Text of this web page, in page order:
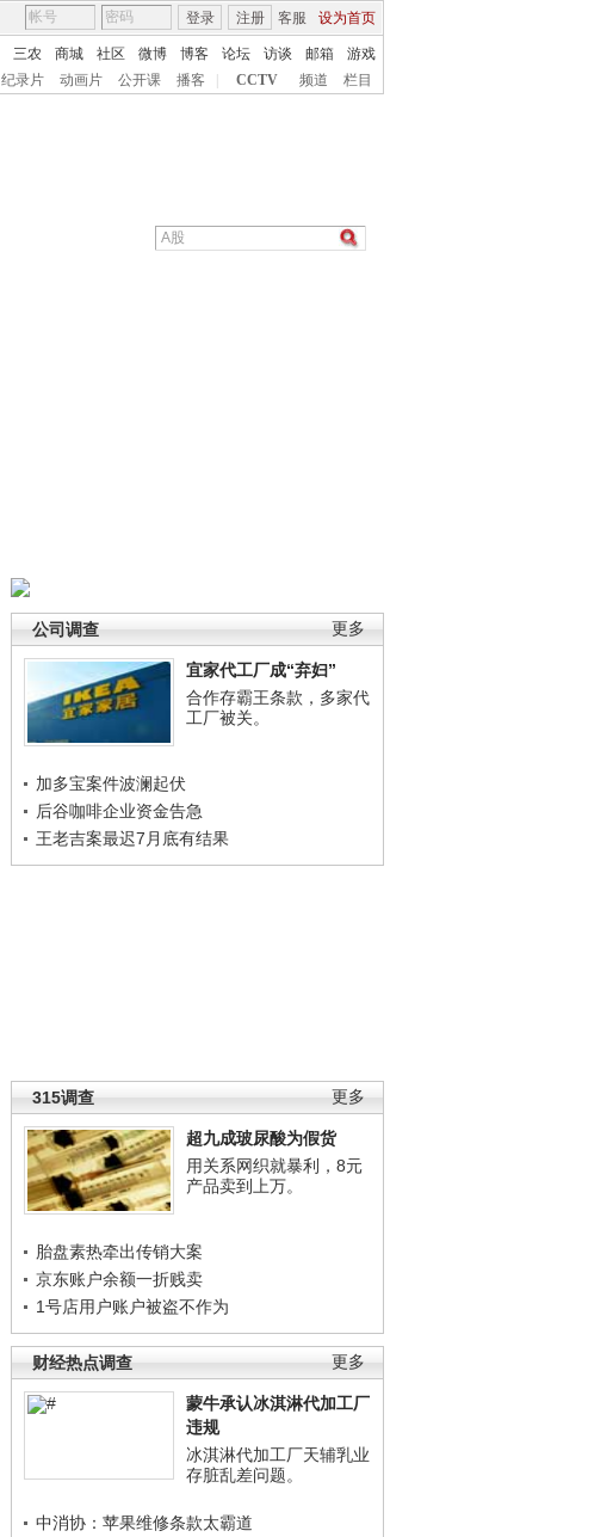
客服 设为首页
登录 注册
三农 商城 社区 微博 博客 论坛 访谈 邮箱
游戏
纪录片 动画片 公开课 播客 CCTV 频道 栏目
更多
公司调查
宜家代工厂成“弃妇”
合作存霸王条款，多家代
工厂被关。
加多宝案件波澜起伏
后谷咖啡企业资金告急
王老吉案最迟7月底有结果
更多
315调查
超九成玻尿酸为假货
用关系网织就暴利，8元
产品卖到上万。
胎盘素热牵出传销大案
京东账户余额一折贱卖
1号店用户账户被盗不作为
更多
财经热点调查
蒙牛承认冰淇淋代加工厂
违规
冰淇淋代加工厂天辅乳业
存脏乱差问题。
中消协：苹果维修条款太霸道